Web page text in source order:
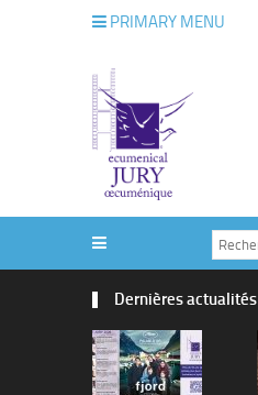
PRIMARY MENU
Dernières actualités